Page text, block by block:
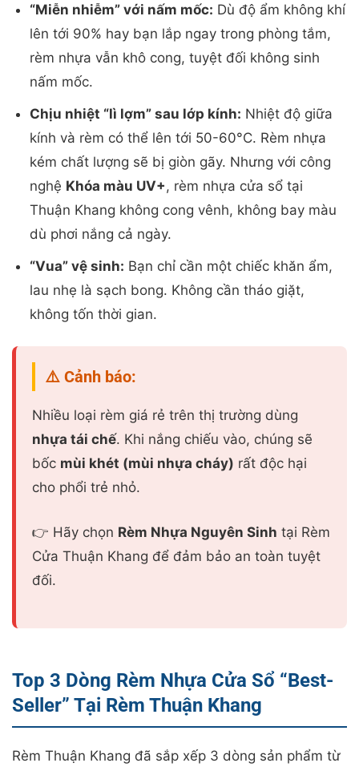
“Miễn nhiễm” với nấm mốc: Dù độ ẩm không khí
lên tới 90% hay bạn lắp ngay trong phòng tắm,
rèm nhựa vẫn khô cong, tuyệt đối không sinh
nấm mốc.
Chịu nhiệt “lì lợm” sau lớp kính: Nhiệt độ giữa
kính và rèm có thể lên tới 50-60°C. Rèm nhựa
kém chất lượng sẽ bị giòn gãy. Nhưng với công
nghệ Khóa màu UV+, rèm nhựa cửa sổ tại
Thuận Khang không cong vênh, không bay màu
dù phơi nắng cả ngày.
“Vua” vệ sinh: Bạn chỉ cần một chiếc khăn ẩm,
lau nhẹ là sạch bong. Không cần tháo giặt,
không tốn thời gian.
⚠️ Cảnh báo:
Nhiều loại rèm giá rẻ trên thị trường dùng
nhựa tái chế. Khi nắng chiếu vào, chúng sẽ
bốc mùi khét (mùi nhựa cháy) rất độc hại
cho phổi trẻ nhỏ.
👉 Hãy chọn Rèm Nhựa Nguyên Sinh tại Rèm
Cửa Thuận Khang để đảm bảo an toàn tuyệt
đối.
Top 3 Dòng Rèm Nhựa Cửa Sổ “Best-
Seller” Tại Rèm Thuận Khang
Rèm Thuận Khang đã sắp xếp 3 dòng sản phẩm từ